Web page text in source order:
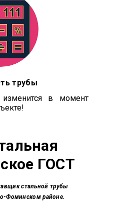
трубы
в момент
ГОСТ
стальной трубы
Фоминском районе.